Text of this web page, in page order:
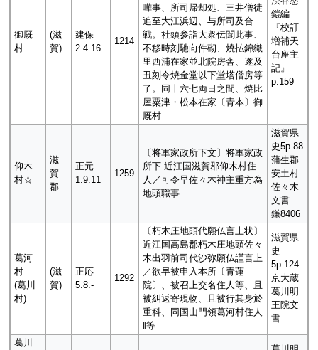
御厩
村
(滋
賀)
建保
2.4.16
1214
嘩事、所司帰却処、三井僧徒
追至大江浜辺、与所司及合
戦。社頭参詣大衆伝聞此事、
不移時刻馳向件砌、焼払錦織
里西浦在家並北院房舎、遂及
丑刻令焼金堂以下堂塔僧房等
了。同十六七両日之間、焼比
屋粟津・松本在家〔青本〕御
厩村
鎧編
『校訂
増補天
台座主
記』
p.159
仰木
村☆
滋
賀
郡
正元
1.9.11
1259
〔将軍家政所下文〕将軍家政
所下 近江国滋賀郡仰木村住
人／可令早佐々木神主重方為
地頭職事
滋賀県
史5p.88
蒲生郡
安土村
佐々木
文書
鎌8406
葛河
村
(葛川
村)
(滋
賀)
正応
5.8.-
1292
〔朽木庄地頭代願仏言上状〕
近江国高島郡朽木庄地頭佐々
木出羽前司代沙弥願仏謹言上
／欲早被申入本所〔青蓮
院〕、被召上交名住人等、且
被糾返寄現物、且被行其身於
重科、同国山門領葛河村住人
‖等
滋賀県
史
5p.124
京大蔵
葛川明
王院文
書
葛川